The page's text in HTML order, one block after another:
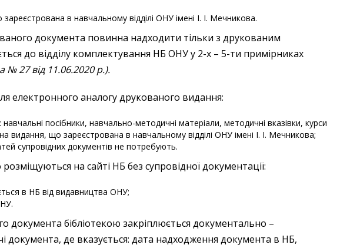
в навчальному відділі ОНУ імені І. І. Мечникова.
документа повинна надходити тільки з друкованим
до відділу комплектування НБ ОНУ у 2-х – 5-ти примірниках
27 від 11.06.2020 р.).
електронного аналогу друкованого видання:
посібники, навчально-методичні матеріали, методичні вказівки, курси
видання, що зареєстрована в навчальному відділі ОНУ імені І. І. Мечникова;
супровідних документів не потребують.
на сайті НБ без супровідної документації:
в НБ від видавництва ОНУ;
документа бібліотекою закріплюється документально –
документа, де вказується: дата надходження документа в НБ,